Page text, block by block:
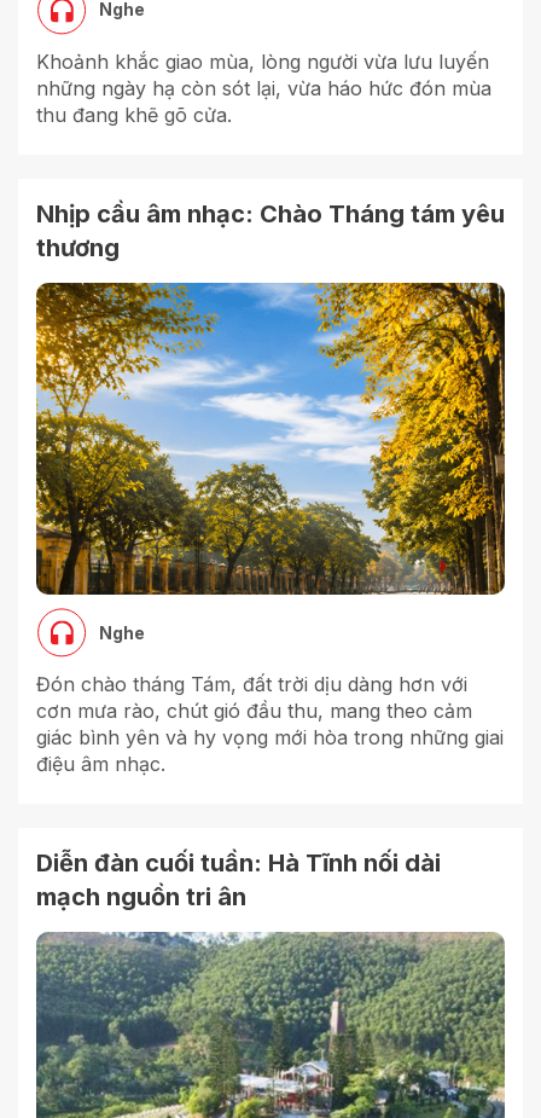
Nghe
Khoảnh khắc giao mùa, lòng người vừa lưu luyến
những ngày hạ còn sót lại, vừa háo hức đón mùa
thu đang khẽ gõ cửa.
Nhịp cầu âm nhạc: Chào Tháng tám yêu
thương
Nghe
Đón chào tháng Tám, đất trời dịu dàng hơn với
cơn mưa rào, chút gió đầu thu, mang theo cảm
giác bình yên và hy vọng mới hòa trong những giai
điệu âm nhạc.
Diễn đàn cuối tuần: Hà Tĩnh nối dài
mạch nguồn tri ân